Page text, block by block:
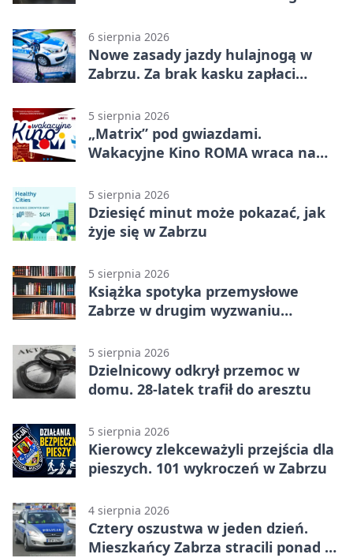
6 sierpnia 2026
Nowe zasady jazdy hulajnogą w
Zabrzu. Za brak kasku zapłaci
5 sierpnia 2026
„Matrix” pod gwiazdami.
Wakacyjne Kino ROMA wraca na
5 sierpnia 2026
Dziesięć minut może pokazać, jak
żyje się w Zabrzu
5 sierpnia 2026
Książka spotyka przemysłowe
Zabrze w drugim wyzwaniu
5 sierpnia 2026
Dzielnicowy odkrył przemoc w
domu. 28-latek trafił do aresztu
5 sierpnia 2026
Kierowcy zlekceważyli przejścia dla
pieszych. 101 wykroczeń w Zabrzu
4 sierpnia 2026
Cztery oszustwa w jeden dzień.
Mieszkańcy Zabrza stracili ponad 6